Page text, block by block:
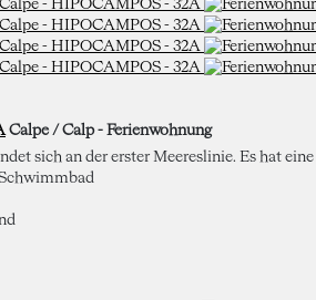
Calpe / Calp - Ferienwohnung
sich an der erster Meereslinie. Es hat